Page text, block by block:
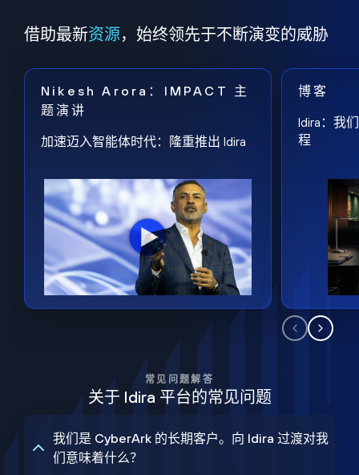
借助最新资源，始终领先于不断演变的威胁
Nikesh Arora：IMPACT 主
题演讲
加速迈入智能体时代：隆重推出 Idira
博客
Idira：我
程
常见问题解答
关于 Idira 平台的常见问题
我们是 CyberArk 的长期客户。向 Idira 过渡对我
们意味着什么？